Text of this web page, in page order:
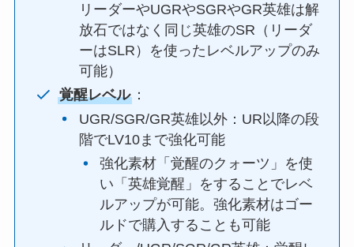
リーダーやUGRやSGRやGR英雄は解
放石ではなく同じ英雄のSR（リーダ
ーはSLR）を使ったレベルアップのみ
可能）
覚醒レベル：
UGR/SGR/GR英雄以外：UR以降の段
階でLV10まで強化可能
強化素材「覚醒のクォーツ」を使
い「英雄覚醒」をすることでレベ
ルアップが可能。強化素材はゴー
ルドで購入することも可能